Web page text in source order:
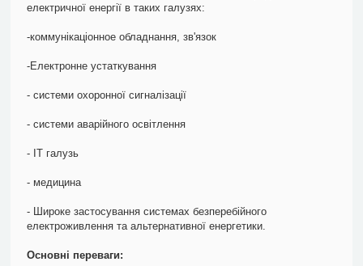
електричної енергії в таких галузях:
-коммунікаціонное обладнання, зв'язок
-Електронне устаткування
- системи охоронної сигналізації
- системи аварійного освітлення
- ІТ галузь
- медицина
- Широке застосування системах безперебійного
електроживлення та альтернативної енергетики.
Основні переваги: